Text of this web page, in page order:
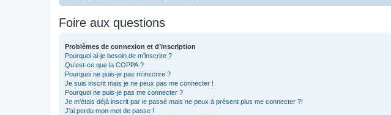
Foire aux questions
Problèmes de connexion et d’inscription
Pourquoi ai-je besoin de m’inscrire ?
Qu’est-ce que la COPPA ?
Pourquoi ne puis-je pas m’inscrire ?
Je suis inscrit mais je ne peux pas me connecter !
Pourquoi ne puis-je pas me connecter ?
Je m’étais déjà inscrit par le passé mais ne peux à présent plus me connecter ?!
J’ai perdu mon mot de passe !